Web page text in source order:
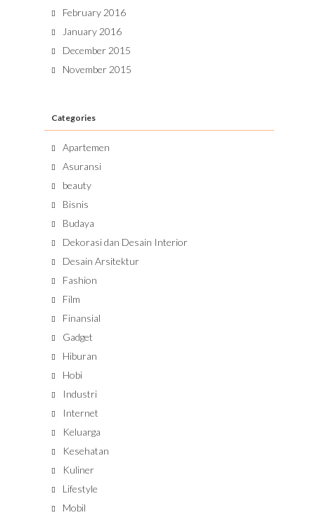
February 2016
January 2016
December 2015
November 2015
Categories
Apartemen
Asuransi
beauty
Bisnis
Budaya
Dekorasi dan Desain Interior
Desain Arsitektur
Fashion
Film
Finansial
Gadget
Hiburan
Hobi
Industri
Internet
Keluarga
Kesehatan
Kuliner
Lifestyle
Mobil